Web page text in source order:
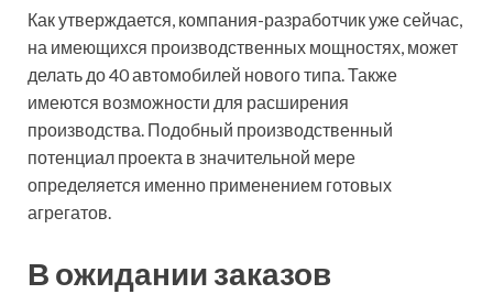
Как утверждается, компания-разработчик уже сейчас,
на имеющихся производственных мощностях, может
делать до 40 автомобилей нового типа. Также
имеются возможности для расширения
производства. Подобный производственный
потенциал проекта в значительной мере
определяется именно применением готовых
агрегатов.
В ожидании заказов